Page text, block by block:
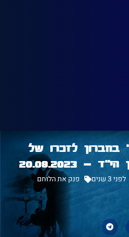
בחברון לזכרו של
20.08.2023
לפני 3 שנים
פנק את הלוחם